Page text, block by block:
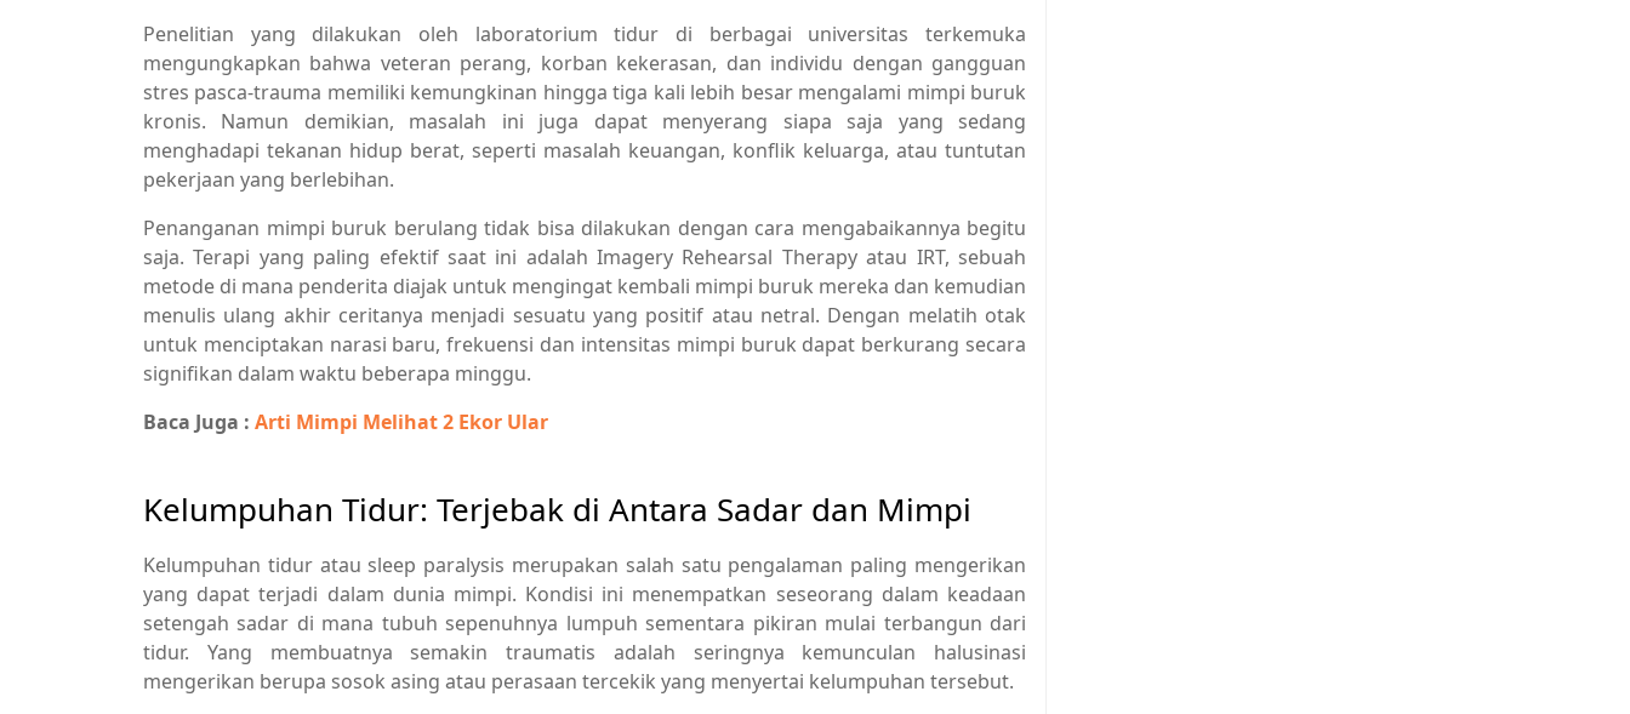
Penelitian yang dilakukan oleh laboratorium tidur di berbagai universitas terkemuka
mengungkapkan bahwa veteran perang, korban kekerasan, dan individu dengan gangguan
stres pasca-trauma memiliki kemungkinan hingga tiga kali lebih besar mengalami mimpi buruk
kronis. Namun demikian, masalah ini juga dapat menyerang siapa saja yang sedang
menghadapi tekanan hidup berat, seperti masalah keuangan, konflik keluarga, atau tuntutan
pekerjaan yang berlebihan.
Penanganan mimpi buruk berulang tidak bisa dilakukan dengan cara mengabaikannya begitu
saja. Terapi yang paling efektif saat ini adalah Imagery Rehearsal Therapy atau IRT, sebuah
metode di mana penderita diajak untuk mengingat kembali mimpi buruk mereka dan kemudian
menulis ulang akhir ceritanya menjadi sesuatu yang positif atau netral. Dengan melatih otak
untuk menciptakan narasi baru, frekuensi dan intensitas mimpi buruk dapat berkurang secara
signifikan dalam waktu beberapa minggu.
Baca Juga : Arti Mimpi Melihat 2 Ekor Ular
Kelumpuhan Tidur: Terjebak di Antara Sadar dan Mimpi
Kelumpuhan tidur atau sleep paralysis merupakan salah satu pengalaman paling mengerikan
yang dapat terjadi dalam dunia mimpi. Kondisi ini menempatkan seseorang dalam keadaan
setengah sadar di mana tubuh sepenuhnya lumpuh sementara pikiran mulai terbangun dari
tidur. Yang membuatnya semakin traumatis adalah seringnya kemunculan halusinasi
mengerikan berupa sosok asing atau perasaan tercekik yang menyertai kelumpuhan tersebut.